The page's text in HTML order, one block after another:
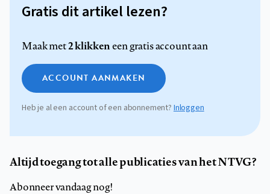
Gratis dit artikel lezen?
Maak met2 klikkeneen gratis account aan
ACCOUNT AANMAKEN
Heb je al een account of een abonnement? Inloggen
Altijd toegang tot alle publicaties van het NTVG?
Abonneer vandaag nog!